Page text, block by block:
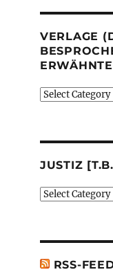
VERLAGE
Verlage
oder
Bücher)
JUSTIZ
Justiz
RSS-